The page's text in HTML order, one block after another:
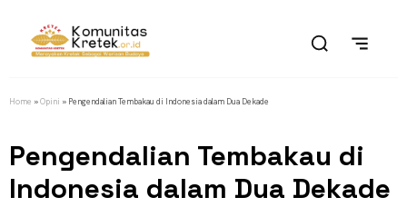
Home »Opini » Pengendalian Tembakau di Indonesia dalam Dua Dekade
Pengendalian Tembakau di
Indonesia dalam Dua Dekade